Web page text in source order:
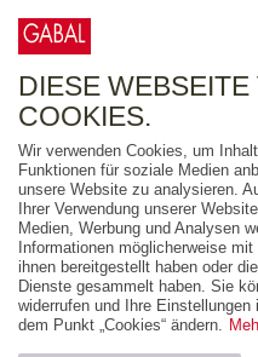
FREITEXT
AUSGABEART
AUS DER REIHE
ZUM THEMA
DIESE
COOKIES.
Wir verwenden Cookies, um
Funktionen für soziale Medien
unsere Website zu analysieren.
Ihrer Verwendung unserer
Medien, Werbung und Analysen
Informationen möglicherweise
ihnen bereitgestellt haben oder
Dienste gesammelt haben. Sie
widerrufen und Ihre
dem Punkt „Cookies“ ändern.